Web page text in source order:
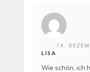
LISA
14.
Wie schön, ich